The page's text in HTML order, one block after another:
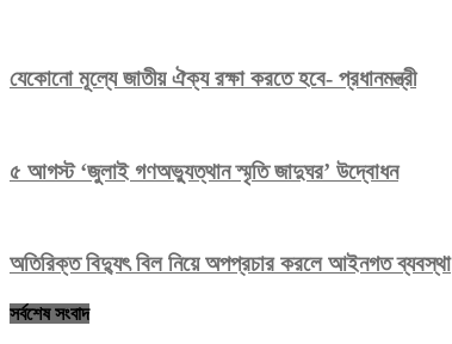
যেকোনো মূল্যে জাতীয় ঐক্য রক্ষা করতে হবে- প্রধানমন্ত্রী
৫ আগস্ট ‘জুলাই গণঅভ্যুত্থান স্মৃতি জাদুঘর’ উদ্বোধন
অতিরিক্ত বিদ্যুৎ বিল নিয়ে অপপ্রচার করলে আইনগত ব্যবস্থা
সর্বশেষ সংবাদ